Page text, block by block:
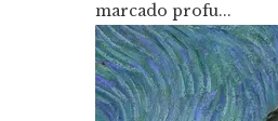
marcado profu...